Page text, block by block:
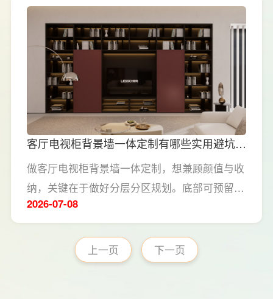
08
2026-07
客厅电视柜背景墙一体定制有哪些实用避坑设
计？
做客厅电视柜背景墙一体定制，想兼顾颜值与收
纳，关键在于做好分层分区规划。底部可预留悬
空抽屉，用于收纳遥控器、充电器、影音配件等
高频小物；中间镂空区域预留电视、机顶盒及音
响设备位置，并提前规划电线收纳槽和插座点
位，保持台面整洁。
上一页 下一页